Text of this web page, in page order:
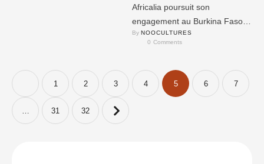
Africalia poursuit son
engagement au Burkina Faso
en lançant un appel à projets à
By NOOCULTURES
0 Comments
1 2 3 4 5 6 7
31 32